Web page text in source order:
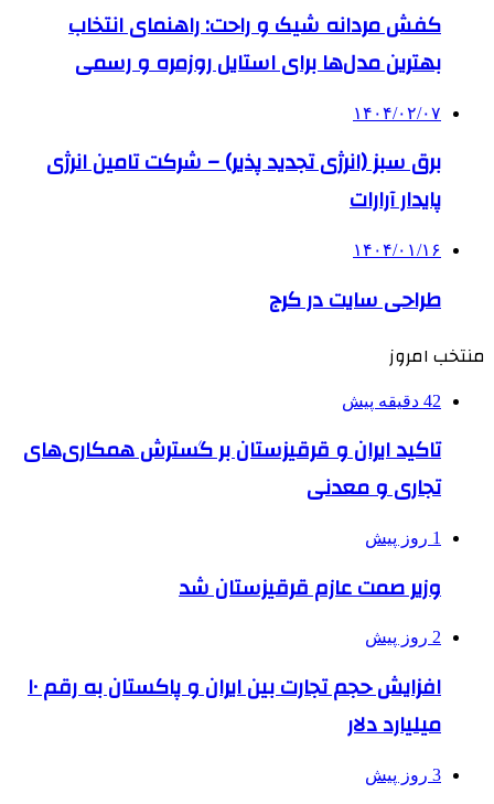
کفش مردانه شیک و راحت: راهنمای انتخاب
بهترین مدل‌ها برای استایل روزمره و رسمی
۱۴۰۴/۰۲/۰۷
برق سبز (انرژی تجدید پذیر) – شرکت تامین انرژی
پایدار آرارات
۱۴۰۴/۰۱/۱۶
طراحی سایت در کرج
منتخب امروز
42 دقیقه پیش
تاکید ایران و قرقیزستان بر گسترش همکاری‌های
تجاری و معدنی
1 روز پیش
وزیر صمت عازم قرقیزستان شد
2 روز پیش
افزایش حجم تجارت بین ایران و پاکستان به رقم ۱۰
میلیارد دلار
3 روز پیش